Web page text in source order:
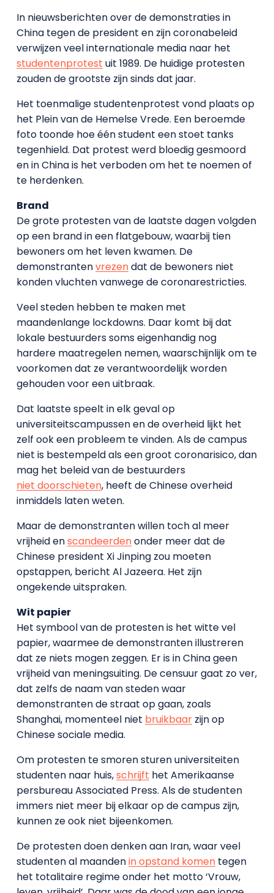
In nieuwsberichten over de demonstraties in
China tegen de president en zijn coronabeleid
verwijzen veel internationale media naar het
studentenprotest uit 1989. De huidige protesten
zouden de grootste zijn sinds dat jaar.
Het toenmalige studentenprotest vond plaats op
het Plein van de Hemelse Vrede. Een beroemde
foto toonde hoe één student een stoet tanks
tegenhield. Dat protest werd bloedig gesmoord
en in China is het verboden om het te noemen of
te herdenken.
Brand
De grote protesten van de laatste dagen volgden
op een brand in een flatgebouw, waarbij tien
bewoners om het leven kwamen. De
demonstrantenvrezendat de bewoners niet
konden vluchten vanwege de coronarestricties.
Veel steden hebben te maken met
maandenlange lockdowns. Daar komt bij dat
lokale bestuurders soms eigenhandig nog
hardere maatregelen nemen, waarschijnlijk om te
voorkomen dat ze verantwoordelijk worden
gehouden voor een uitbraak.
Dat laatste speelt in elk geval op
universiteitscampussen en de overheid lijkt het
zelf ook een probleem te vinden. Als de campus
niet is bestempeld als een groot coronarisico, dan
mag het beleid van de bestuurders
niet doorschieten, heeft de Chinese overheid
inmiddels laten weten.
Maar de demonstranten willen toch al meer
vrijheid enscandeerdenonder meer dat de
Chinese president Xi Jinping zou moeten
opstappen, bericht Al Jazeera. Het zijn
ongekende uitspraken.
Wit papier
Het symbool van de protesten is het witte vel
papier, waarmee de demonstranten illustreren
dat ze niets mogen zeggen. Er is in China geen
vrijheid van meningsuiting. De censuur gaat zo ver,
dat zelfs de naam van steden waar
demonstranten de straat op gaan, zoals
Shanghai, momenteel niet bruikbaarzijn op
Chinese sociale media.
Om protesten te smoren sturen universiteiten
studenten naar huis,schrijft het Amerikaanse
persbureau Associated Press. Als de studenten
immers niet meer bij elkaar op de campus zijn,
kunnen ze ook niet bijeenkomen.
De protesten doen denken aan Iran, waar veel
studenten al maandenin opstand komentegen
het totalitaire regime onder het motto ‘Vrouw,